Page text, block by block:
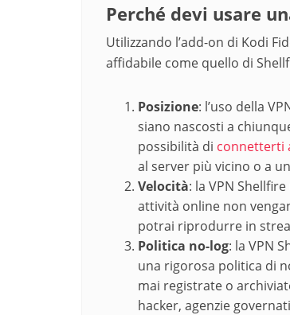
Perché devi usare
Utilizzando l’add-on di Kodi
affidabile come quello di
Posizione: l’uso della
siano nascosti a
possibilità di connetterti
al server più vicino o a
Velocità: la VPN
attività online non
potrai riprodurre in
Politica no-log: la VPN
una rigorosa politica di
mai registrate o
hacker, agenzie